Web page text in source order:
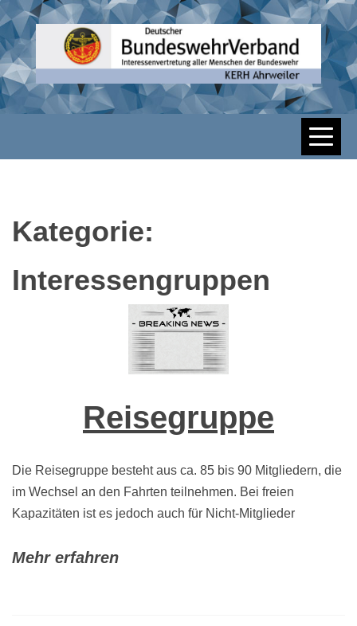
Skip
content
DBWV KERH
Kategorie:
Interessengruppen
Reisegruppe
Die Reisegruppe besteht aus ca. 85 bis 90 Mitgliedern, die
im Wechsel an den Fahrten teilnehmen. Bei freien
Kapazitäten ist es jedoch auch für Nicht-Mitglieder
Mehr erfahren